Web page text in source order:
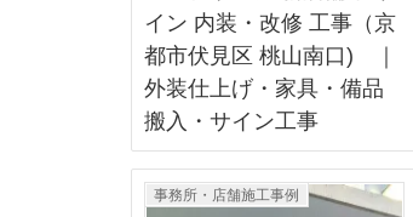
イン 内装・改修 工事（京
都市伏見区 桃山南口) ｜
外装仕上げ・家具・備品
搬入・サイン工事
事務所・店舗施工事例